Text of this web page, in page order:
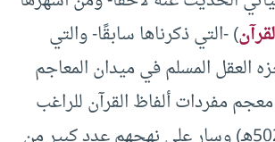
) -التي ذكرناها سابقًا- والتي
العقل المسلم في ميدان المعاجم
معجم مفردات ألفاظ القرآن للراغب